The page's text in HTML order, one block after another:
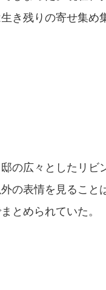
き残りの寄せ集め
の広々としたリビ
の表情を見ること
とめられていた。